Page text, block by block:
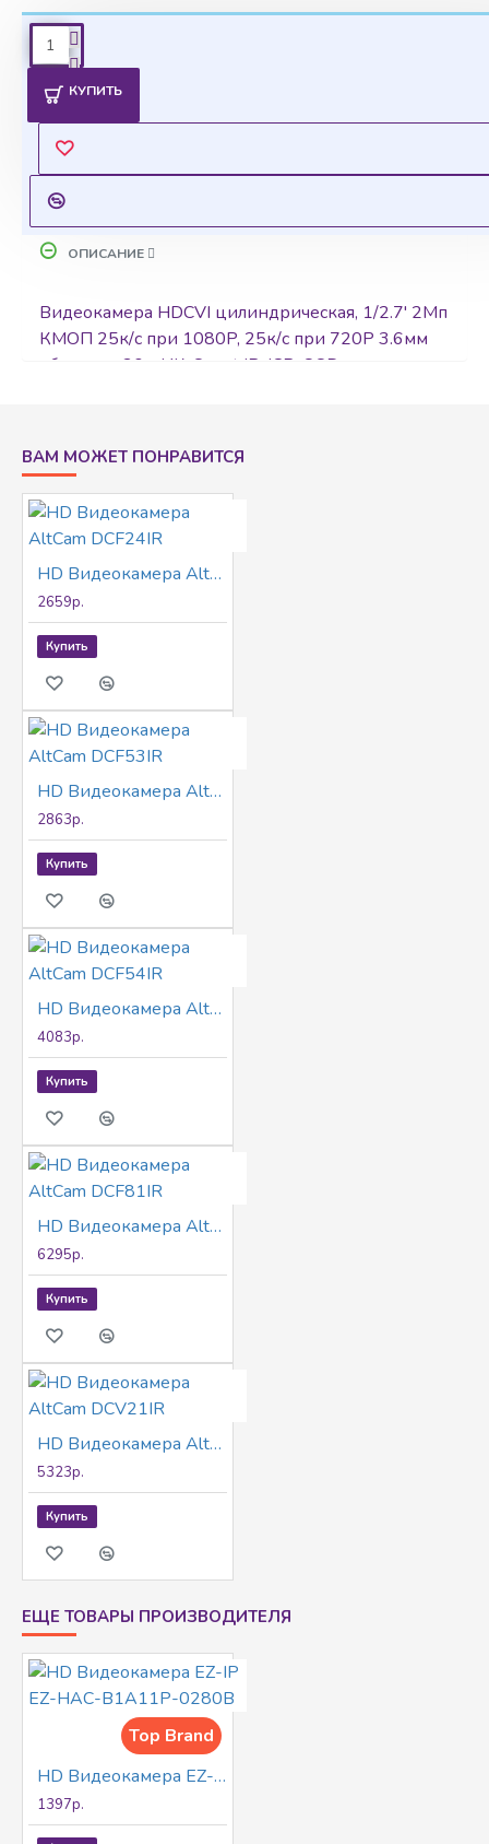
КУПИТЬ
Ценовая политика
Уточнить цены на опт можно у менеджера
ОПИСАНИЕ
Видеокамера HDCVI цилиндрическая, 1/2.7' 2Мп
КМОП 25к/с при 1080P, 25к/с при 720P 3.6мм
объектив 20м ИК, Smart IR, ICR, OSD,
ВАМ МОЖЕТ ПОНРАВИТСЯ
HD Видеокамера AltCam DCF24IR
2659р.
Купить
HD Видеокамера AltCam DCF53IR
2863р.
Купить
HD Видеокамера AltCam DCF54IR
4083р.
Купить
HD Видеокамера AltCam DCF81IR
6295р.
Купить
HD Видеокамера AltCam DCV21IR
5323р.
Купить
ЕЩЕ ТОВАРЫ ПРОИЗВОДИТЕЛЯ
Top Brand
HD Видеокамера EZ-IP EZ-HAC-B1A11P-0280B
1397р.